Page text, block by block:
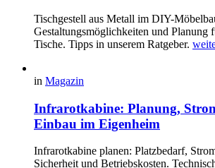
Tischgestell aus Metall im DIY-
Gestaltungsmöglichkeiten und Planung
Tische. Tipps in unserem Ratgeber.
in Magazin
Infrarotkabine: Planung,
Einbau im Eigenheim
Infrarotkabine planen: Platzbedarf,
Sicherheit und Betriebskosten.